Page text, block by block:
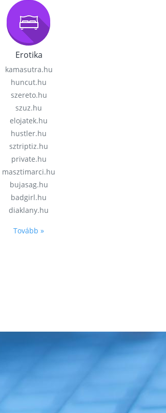
Erotika
kamasutra.hu
huncut.hu
szereto.hu
szuz.hu
elojatek.hu
hustler.hu
sztriptiz.hu
private.hu
masztimarci.hu
bujasag.hu
badgirl.hu
diaklany.hu
Tovább »